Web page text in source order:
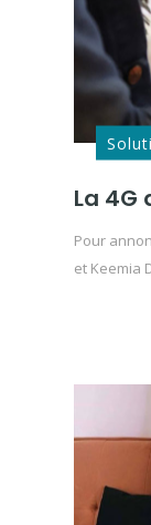
La 4G
Pour
et Keemia